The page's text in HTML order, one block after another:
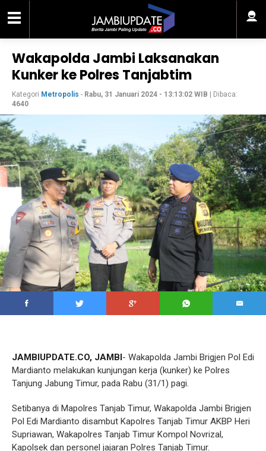
Wakapolda Jambi Laksanakan
Kunker ke Polres Tanjabtim
Kategori Metropolis - Rabu, 31 Januari 2024 - 13:13:02 WIB | Dibaca:
4640
JAMBIUPDATE.CO, JAMBI - Wakapolda Jambi Brigjen Pol Edi
Mardianto melakukan kunjungan kerja (kunker) ke Polres
Tanjung Jabung Timur, pada Rabu (31/1) pagi.
Setibanya di Mapolres Tanjab Timur, Wakapolda Jambi Brigjen
Pol Edi Mardianto disambut Kapolres Tanjab Timur AKBP Heri
Supriawan, Wakapolres Tanjab Timur Kompol Novrizal,
Kapolsek dan personel jajaran Polres Tanjab Timur.